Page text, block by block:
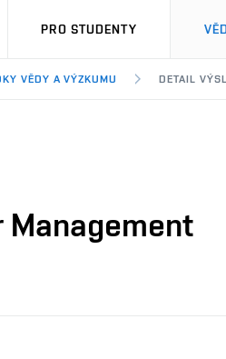
PRO STUDENTY
VĚDY A VÝZKUMU DETAIL
Management